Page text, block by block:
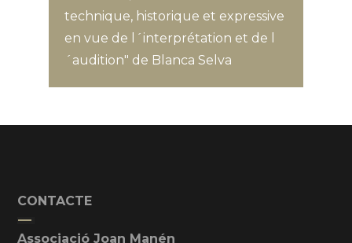
technique, historique et expressive
en vue de l´interprétation et de l
´audition" de Blanca Selva
CONTACTE
Associació Joan Manén